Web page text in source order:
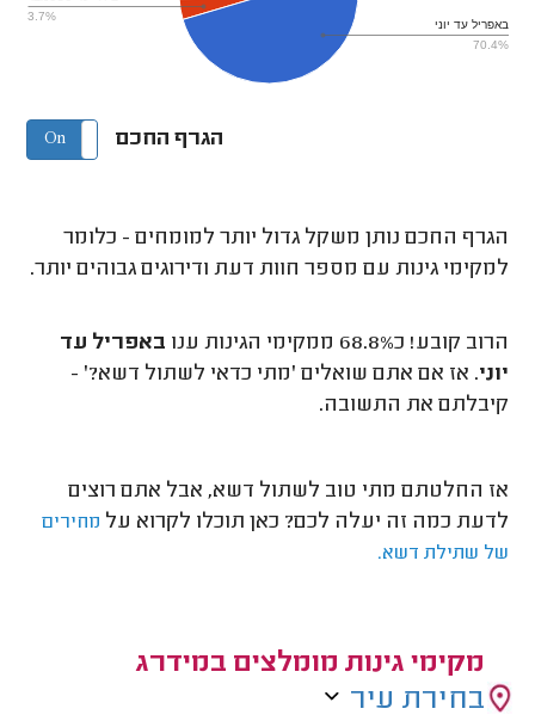
באפריל עד יוני
70.4%
3.7%
הגרף החכם On Off
הגרף החכם נותן משקל גדול יותר למומחים - כלומר
למקימי גינות עם מספר חוות דעת ודירוגים גבוהים יותר.
הרוב קובע! כ68.8% ממקימי הגינות ענו
באפריל עד
יוני. אז אם אתם שואלים 'מתי כדאי לשתול דשא?' -
קיבלתם את התשובה.
אז החלטתם מתי טוב לשתול דשא, אבל אתם רוצים
לדעת כמה זה יעלה לכם? כאן תוכלו לקרוא על מחירים
של שתילת דשא.
מקימי גינות מומלצים במידרג
בחירת עיר